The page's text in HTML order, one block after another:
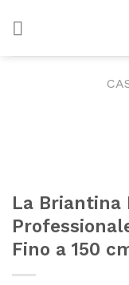
La Briantina
Fino a 150